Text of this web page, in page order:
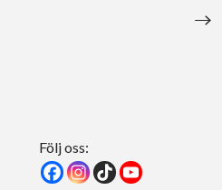
→
Följ oss: